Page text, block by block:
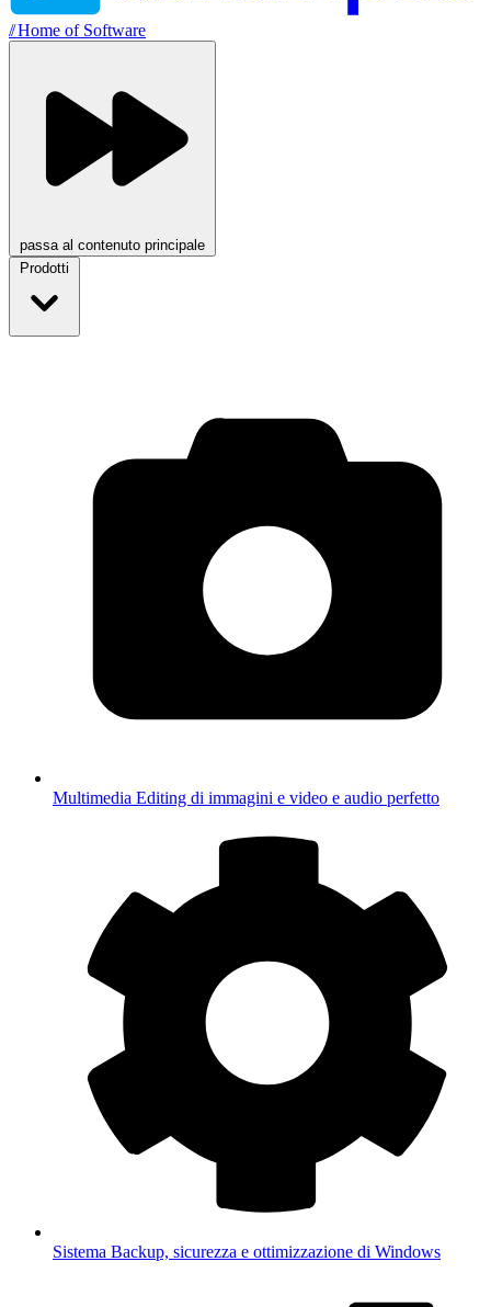
//Home of Software
passa al contenuto principale
Prodotti
Multimedia Editing di immagini e video e audio perfetto
Sistema Backup, sicurezza e ottimizzazione di Windows